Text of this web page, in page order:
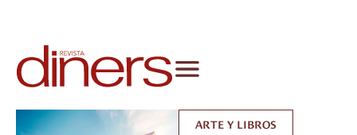
ARTE Y LIBROS